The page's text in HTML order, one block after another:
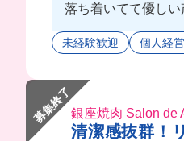
落ち着いてて優しい
店だと思う🙂‍↕️
未経験歓迎 個人経営
募集終了銀座焼肉 Salon de
清潔感抜群！